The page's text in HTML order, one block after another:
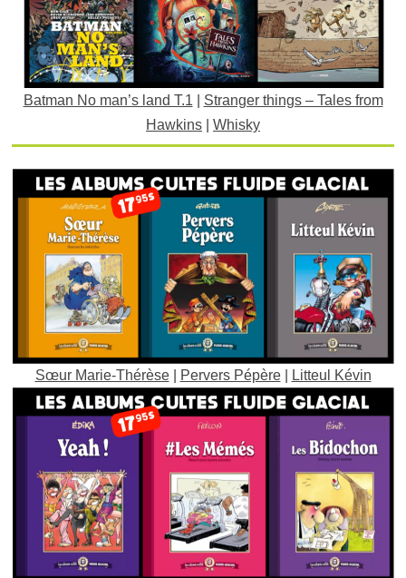
Batman No man’s land T.1
Stranger things – Tales from
Hawkins
Whisky
Sœur Marie-Thérèse| Pervers Pépère| Litteul Kévin